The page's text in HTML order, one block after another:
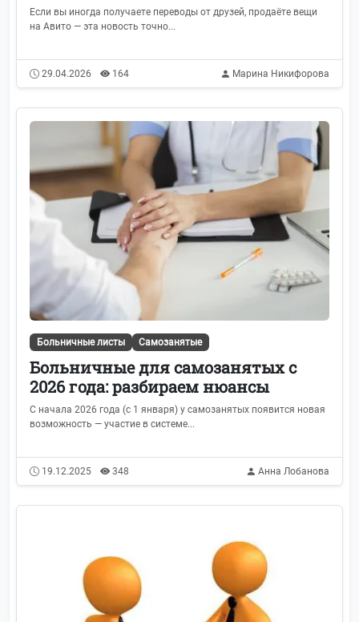
Если вы иногда получаете переводы от друзей, продаёте вещи
на Авито — эта новость точно...
29.04.2026 164 Марина Никифорова
Больничные листы Самозанятые
Больничные для самозанятых с
2026 года: разбираем нюансы
С начала 2026 года (с 1 января) у самозанятых появится новая
возможность — участие в системе...
19.12.2025 348 Анна Лобанова